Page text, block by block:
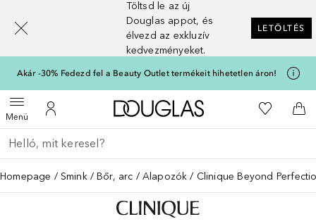
Töltsd le az új
Douglas appot, és
élvezd az exkluzív
kedvezményeket.
LETÖLTÉS
Akár -30% Fedezd fel a Beauty Outlet termékeit hihetetlen áron!
MenüMenü megnyitása
A fiókomhoz
A Douglas Főoldalra
A
Menj vissza
Keresés végrehajtása
Homepage Smink Bőr, arc Alapozók Clinique Beyond
[navigation.slideout.screenreader]